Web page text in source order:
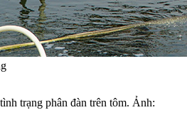
trạng phân đàn trên tôm. Ảnh: